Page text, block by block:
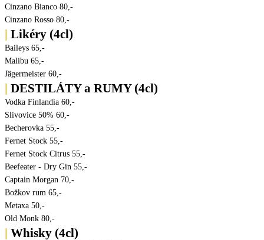
Cinzano Bianco 80,-
Cinzano Rosso 80,-
Likéry (4cl)
Baileys 65,-
Malibu 65,-
Jägermeister 60,-
DESTILÁTY a RUMY (4cl)
Vodka Finlandia 60,-
Slivovice 50% 60,-
Becherovka 55,-
Fernet Stock 55,-
Fernet Stock Citrus 55,-
Beefeater - Dry Gin 55,-
Captain Morgan 70,-
Božkov rum 65,-
Metaxa 50,-
Old Monk 80,-
Whisky (4cl)